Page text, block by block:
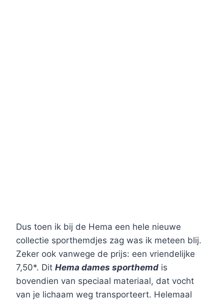
Dus toen ik bij de Hema een hele nieuwe
collectie sporthemdjes zag was ik meteen blij.
Zeker ook vanwege de prijs: een vriendelijke
7,50*. Dit Hema dames sporthemd is
bovendien van speciaal materiaal, dat vocht
van je lichaam weg transporteert. Helemaal